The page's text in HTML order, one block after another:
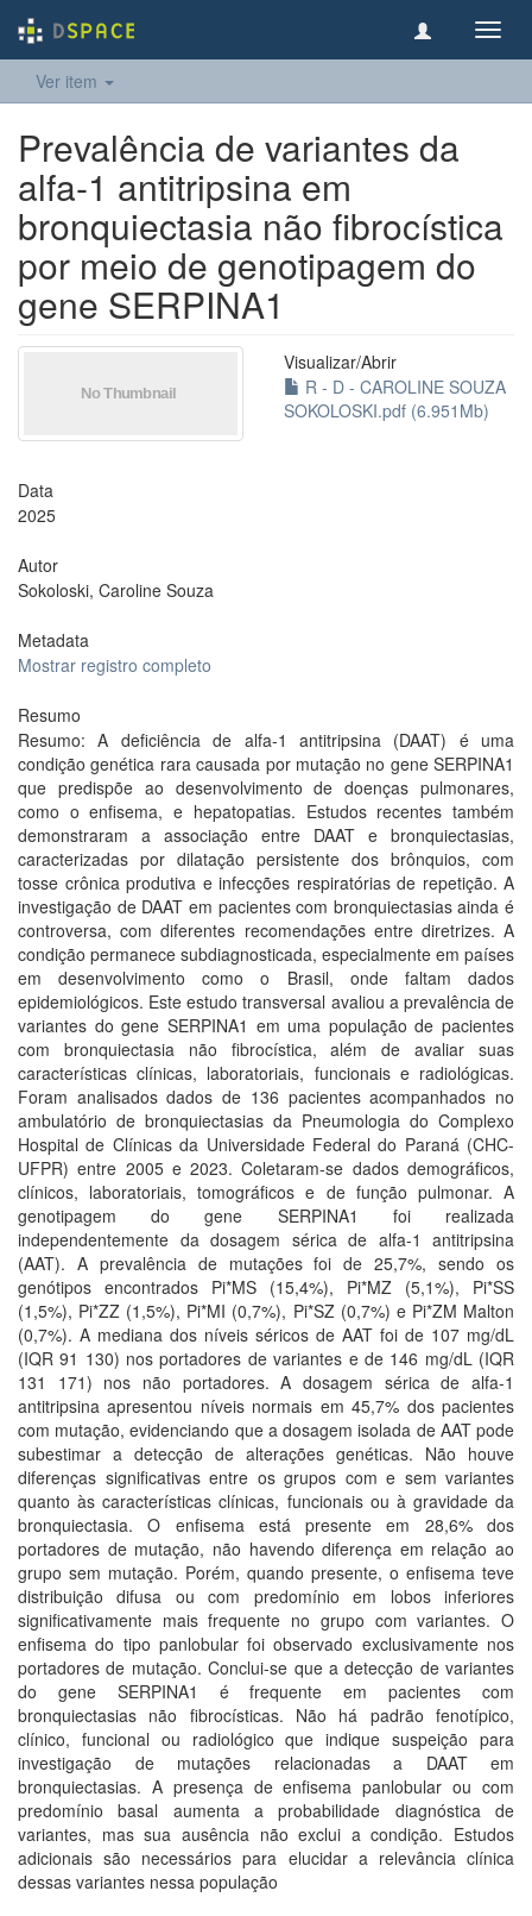
Ver item
Prevalência de variantes da
alfa-1 antitripsina em
bronquiectasia não fibrocística
por meio de genotipagem do
gene SERPINA1
Visualizar/Abrir
R - D - CAROLINE SOUZA
SOKOLOSKI.pdf (6.951Mb)
Data
2025
Autor
Sokoloski, Caroline Souza
Metadata
Mostrar registro completo
Resumo
Resumo: A deficiência de alfa-1 antitripsina (DAAT) é uma
condição genética rara causada por mutação no gene SERPINA1
que predispõe ao desenvolvimento de doenças pulmonares,
como o enfisema, e hepatopatias. Estudos recentes também
demonstraram a associação entre DAAT e bronquiectasias,
caracterizadas por dilatação persistente dos brônquios, com
tosse crônica produtiva e infecções respiratórias de repetição. A
investigação de DAAT em pacientes com bronquiectasias ainda é
controversa, com diferentes recomendações entre diretrizes. A
condição permanece subdiagnosticada, especialmente em países
em desenvolvimento como o Brasil, onde faltam dados
epidemiológicos. Este estudo transversal avaliou a prevalência de
variantes do gene SERPINA1 em uma população de pacientes
com bronquiectasia não fibrocística, além de avaliar suas
características clínicas, laboratoriais, funcionais e radiológicas.
Foram analisados dados de 136 pacientes acompanhados no
ambulatório de bronquiectasias da Pneumologia do Complexo
Hospital de Clínicas da Universidade Federal do Paraná (CHC-
UFPR) entre 2005 e 2023. Coletaram-se dados demográficos,
clínicos, laboratoriais, tomográficos e de função pulmonar. A
genotipagem do gene SERPINA1 foi realizada
independentemente da dosagem sérica de alfa-1 antitripsina
(AAT). A prevalência de mutações foi de 25,7%, sendo os
genótipos encontrados Pi*MS (15,4%), Pi*MZ (5,1%), Pi*SS
(1,5%), Pi*ZZ (1,5%), Pi*MI (0,7%), Pi*SZ (0,7%) e Pi*ZM Malton
(0,7%). A mediana dos níveis séricos de AAT foi de 107 mg/dL
(IQR 91 130) nos portadores de variantes e de 146 mg/dL (IQR
131 171) nos não portadores. A dosagem sérica de alfa-1
antitripsina apresentou níveis normais em 45,7% dos pacientes
com mutação, evidenciando que a dosagem isolada de AAT pode
subestimar a detecção de alterações genéticas. Não houve
diferenças significativas entre os grupos com e sem variantes
quanto às características clínicas, funcionais ou à gravidade da
bronquiectasia. O enfisema está presente em 28,6% dos
portadores de mutação, não havendo diferença em relação ao
grupo sem mutação. Porém, quando presente, o enfisema teve
distribuição difusa ou com predomínio em lobos inferiores
significativamente mais frequente no grupo com variantes. O
enfisema do tipo panlobular foi observado exclusivamente nos
portadores de mutação. Conclui-se que a detecção de variantes
do gene SERPINA1 é frequente em pacientes com
bronquiectasias não fibrocísticas. Não há padrão fenotípico,
clínico, funcional ou radiológico que indique suspeição para
investigação de mutações relacionadas a DAAT em
bronquiectasias. A presença de enfisema panlobular ou com
predomínio basal aumenta a probabilidade diagnóstica de
variantes, mas sua ausência não exclui a condição. Estudos
adicionais são necessários para elucidar a relevância clínica
dessas variantes nessa população